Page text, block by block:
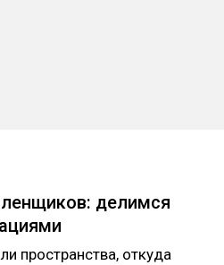
делимся
пространства, откуда